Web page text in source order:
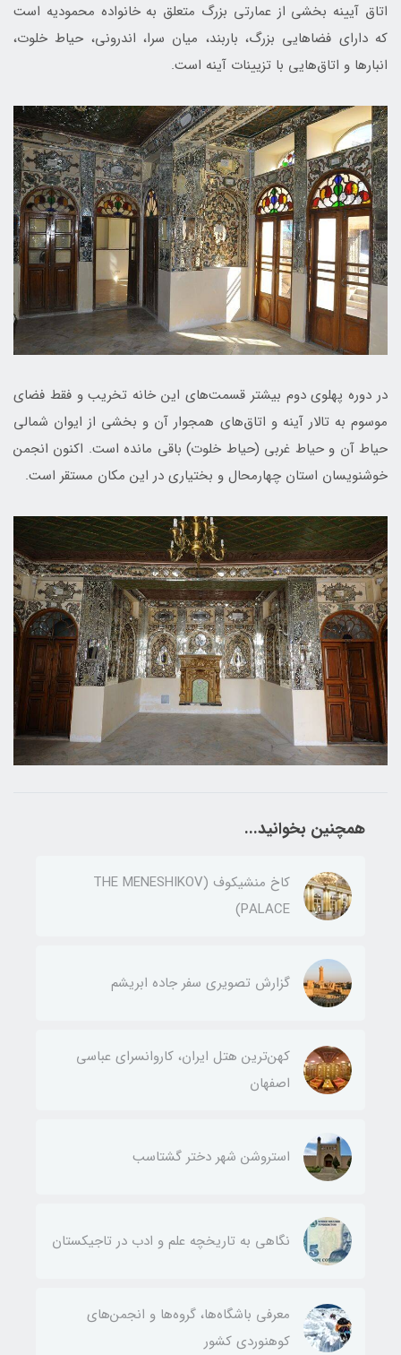
اتاق آيينه بخشی از عمارتی بزرگ متعلق به خانواده محموديه است
كه دارای فضاهايی بزرگ، باربند، ميان‌ سرا، اندرونی، حياط خلوت،
انبارها و اتاق‌هایی با تزیینات آینه است.
در دوره پهلوی دوم بيشتر قسمت‌های اين خانه تخريب و فقط فضای
موسوم به تالار آينه و اتاق‌های همجوار آن و بخشی از ايوان شمالی
حياط آن و حياط غربی (حياط خلوت) باقی مانده است. اكنون انجمن
خوشنويسان استان چهارمحال و بختیاری در اين مكان مستقر است.
همچنین بخوانید...
کاخ منشیکوف (THE MENESHIKOV
PALACE)
گزارش تصویری سفر جاده ابریشم
کهن‌ترین هتل ایران، کاروانسرای عباسی
اصفهان
استروشن شهر دختر گشتاسب
نگاهی به تاریخچه علم و ادب در تاجیکستان
معرفی باشگاه‌ها، گروه‌ها و انجمن‌های
کوهنوردی کشور